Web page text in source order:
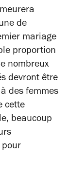
de
mariage
proportion
nombreux
devront être
des femmes
cette
beaucoup
pour